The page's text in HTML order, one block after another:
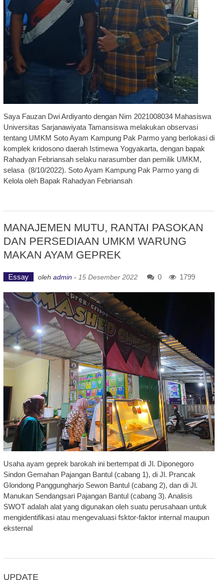
Saya Fauzan Dwi Ardiyanto dengan Nim 2021008034 Mahasiswa
Universitas Sarjanawiyata Tamansiswa melakukan observasi
tentang UMKM Soto Ayam Kampung Pak Parmo yang berlokasi di
komplek kridosono daerah Istimewa Yogyakarta, dengan bapak
Rahadyan Febriansah selaku narasumber dan pemilik UMKM,
selasa (8/10/2022). Soto Ayam Kampung Pak Parmo yang di
Kelola oleh Bapak Rahadyan Febriansah
MANAJEMEN MUTU, RANTAI PASOKAN
DAN PERSEDIAAN UMKM WARUNG
MAKAN AYAM GEPREK
Essay oleh admin - 15 Desember 2022 0 1799
Usaha ayam geprek barokah ini bertempat di Jl. Diponegoro
Sindon Gemahan Pajangan Bantul (cabang 1), di Jl. Prancak
Glondong Panggungharjo Sewon Bantul (cabang 2), dan di Jl.
Manukan Sendangsari Pajangan Bantul (cabang 3). Analisis
SWOT adalah alat yang digunakan oleh suatu perusahaan untuk
mengidentifikasi atau mengevaluasi fsktor-faktor internal maupun
eksternal
UPDATE